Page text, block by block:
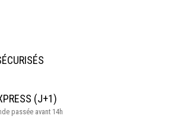
(J+1)
passée avant 14h